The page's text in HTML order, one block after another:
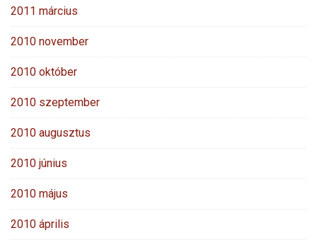
2011 március
2010 november
2010 október
2010 szeptember
2010 augusztus
2010 június
2010 május
2010 április